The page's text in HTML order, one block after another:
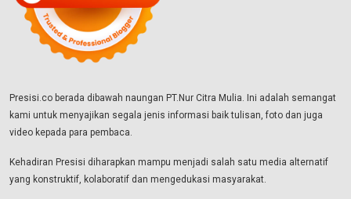
Presisi.co berada dibawah naungan PT.Nur Citra Mulia. Ini adalah semangat
kami untuk menyajikan segala jenis informasi baik tulisan, foto dan juga
video kepada para pembaca.
Kehadiran Presisi diharapkan mampu menjadi salah satu media alternatif
yang konstruktif, kolaboratif dan mengedukasi masyarakat.